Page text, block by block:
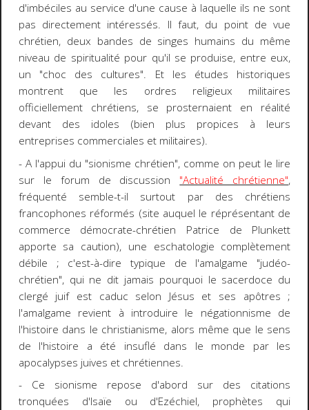
d'imbéciles au service d'une cause à laquelle ils ne sont
pas directement intéressés. Il faut, du point de vue
chrétien, deux bandes de singes humains du même
niveau de spiritualité pour qu'il se produise, entre eux,
un "choc des cultures". Et les études historiques
montrent que les ordres religieux militaires
officiellement chrétiens, se prosternaient en réalité
devant des idoles (bien plus propices à leurs
entreprises commerciales et militaires).
- A l'appui du "sionisme chrétien", comme on peut le lire
sur le forum de discussion "Actualité chrétienne",
fréquenté semble-t-il surtout par des chrétiens
francophones réformés (site auquel le réprésentant de
commerce démocrate-chrétien Patrice de Plunkett
apporte sa caution), une eschatologie complètement
débile ; c'est-à-dire typique de l'amalgame "judéo-
chrétien", qui ne dit jamais pourquoi le sacerdoce du
clergé juif est caduc selon Jésus et ses apôtres ;
l'amalgame revient à introduire le négationnisme de
l'histoire dans le christianisme, alors même que le sens
de l'histoire a été insuflé dans le monde par les
apocalypses juives et chrétiennes.
- Ce sionisme repose d'abord sur des citations
tronquées d'Isaïe ou d'Ezéchiel, prophètes qui